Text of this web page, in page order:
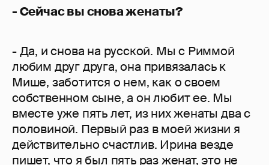
- Сейчас вы снова женаты?
- Да, и снова на русской. Мы с Риммой
любим друг друга, она привязалась к
Мише, заботится о нем, как о своем
собственном сыне, а он любит ее. Мы
вместе уже пять лет, из них женаты два с
половиной. Первый раз в моей жизни я
действительно счастлив. Ирина везде
пишет, что я был пять раз женат, это не